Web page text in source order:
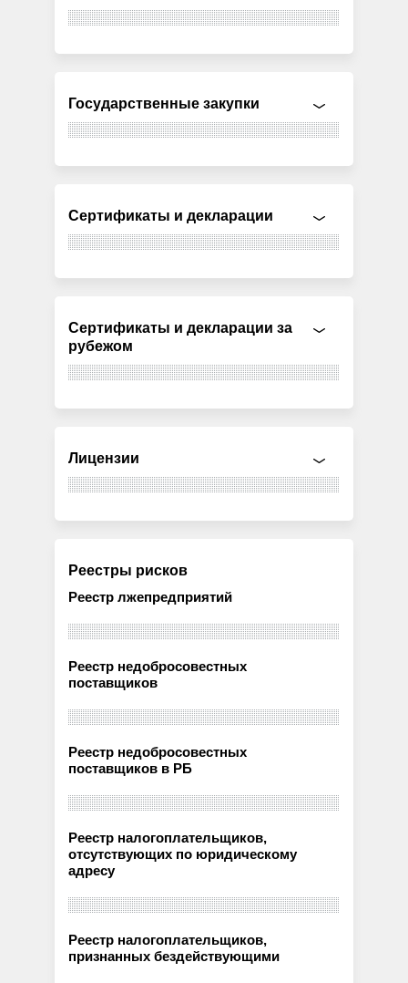
Государственные закупки
Сертификаты и декларации
Сертификаты и декларации за
рубежом
Лицензии
Реестры рисков
Реестр лжепредприятий
Реестр недобросовестных
поставщиков
Реестр недобросовестных
поставщиков в РБ
Реестр налогоплательщиков,
отсутствующих по юридическому
адресу
Реестр налогоплательщиков,
признанных бездействующими